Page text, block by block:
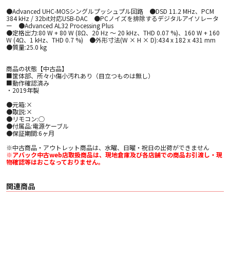
●Advanced UHC-MOSシングルプッシュプル回路 ●DSD 11.2 MHz、PCM
384 kHz / 32bit対応USB-DAC ●PCノイズを排除するデジタルアイソレータ
ー ●Advanced AL32 Processing Plus
●定格出力:80 W + 80 W (8Ω、20 Hz ～ 20 kHz、THD 0.07 %)、160 W + 160
W (4Ω、1 kHz、THD 0.7 %) ●外形寸法(W × H × D):434 x 182 x 431 mm
●質量:25.0 kg
商品の状態【中古品】
■筐体部、所々小傷小汚れあり（目立つものは無し）
■動作確認済み
・2019年製
●元箱:×
●取説:×
●リモコン:○
●付属品:電源ケーブル
●保証期間:6ヶ月
※中古商品・アウトレット商品は、水曜、日曜・祝日の出荷ができません
※アバック中古web店取扱商品は、現地倉庫及び各店舗での商品お引渡し・現
物確認等はおこなっておりません。
関連商品